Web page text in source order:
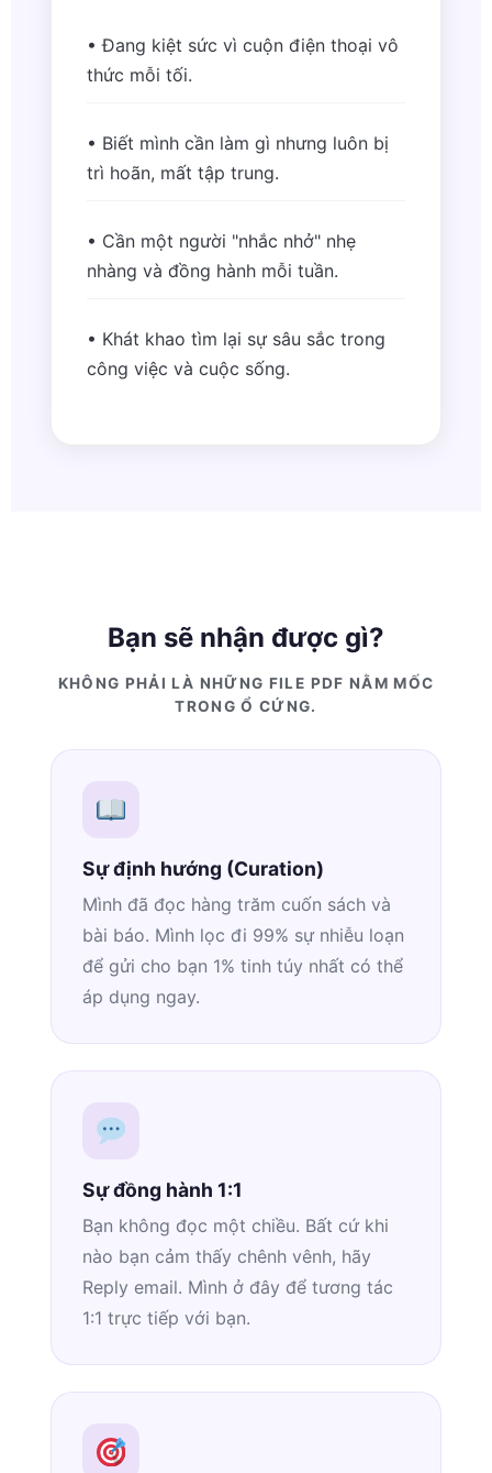
• Đang kiệt sức vì cuộn điện thoại vô
thức mỗi tối.
• Biết mình cần làm gì nhưng luôn bị
trì hoãn, mất tập trung.
• Cần một người "nhắc nhở" nhẹ
nhàng và đồng hành mỗi tuần.
• Khát khao tìm lại sự sâu sắc trong
công việc và cuộc sống.
Bạn sẽ nhận được gì?
KHÔNG PHẢI LÀ NHỮNG FILE PDF NẰM MỐC
TRONG Ổ CỨNG.
Sự định hướng (Curation)
Mình đã đọc hàng trăm cuốn sách và
bài báo. Mình lọc đi 99% sự nhiễu loạn
để gửi cho bạn 1% tinh túy nhất có thể
áp dụng ngay.
Sự đồng hành 1:1
Bạn không đọc một chiều. Bất cứ khi
nào bạn cảm thấy chênh vênh, hãy
Reply email. Mình ở đây để tương tác
1:1 trực tiếp với bạn.